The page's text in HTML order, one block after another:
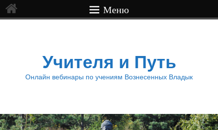
Меню
Учителя и Путь
Онлайн вебинары по учениям Вознесенных Владык